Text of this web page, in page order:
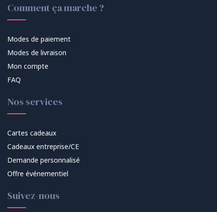
Comment ça marche ?
Modes de paiement
Modes de livraison
Mon compte
FAQ
Nos services
Cartes cadeaux
Cadeaux entreprise/CE
Demande personnalisé
Offre événementiel
Suivez-nous